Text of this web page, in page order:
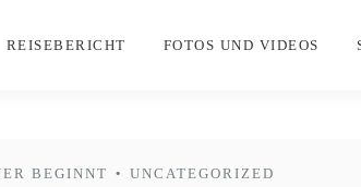
REISEBERICHT FOTOS UND VIDEOS
BEGINNT • UNCATEGORIZED